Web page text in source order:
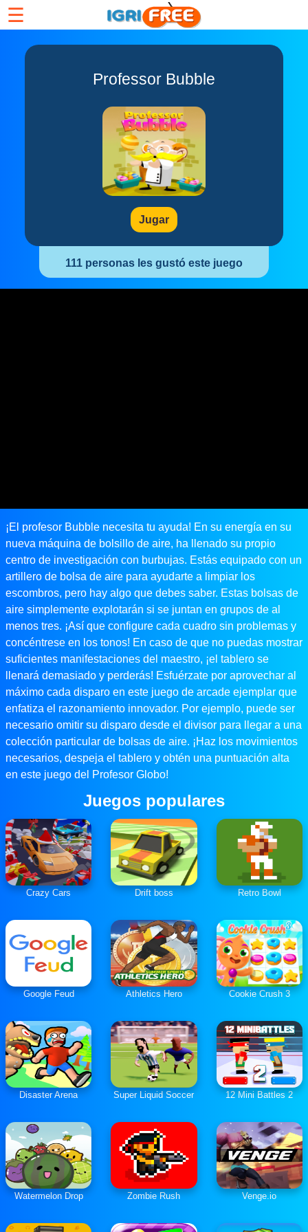
☰
Professor Bubble
Jugar
111 personas les gustó este juego
¡El profesor Bubble necesita tu ayuda! En su energía en su
nueva máquina de bolsillo de aire, ha llenado su propio
centro de investigación con burbujas. Estás equipado con un
artillero de bolsa de aire para ayudarte a limpiar los
escombros, pero hay algo que debes saber. Estas bolsas de
aire simplemente explotarán si se juntan en grupos de al
menos tres. ¡Así que configure cada cuadro sin problemas y
concéntrese en los tonos! En caso de que no puedas mostrar
suficientes manifestaciones del maestro, ¡el tablero se
llenará demasiado y perderás! Esfuérzate por aprovechar al
máximo cada disparo en este juego de arcade ejemplar que
enfatiza el razonamiento innovador. Por ejemplo, puede ser
necesario omitir su disparo desde el divisor para llegar a una
colección particular de bolsas de aire. ¡Haz los movimientos
necesarios, despeja el tablero y obtén una puntuación alta
en este juego del Profesor Globo!
Juegos populares
Crazy Cars Drift boss Retro Bowl
Google Feud Athletics Hero Cookie Crush 3
Disaster Arena Super Liquid Soccer 12 Mini Battles 2
Watermelon Drop Zombie Rush Venge.io